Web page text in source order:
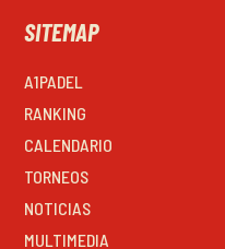
SITEMAP
A1PADEL
RANKING
CALENDARIO
TORNEOS
NOTICIAS
MULTIMEDIA